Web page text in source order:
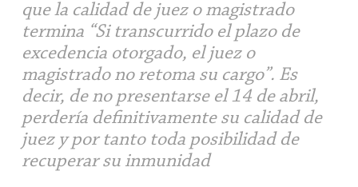
que la calidad de juez o magistrado
termina “Si transcurrido el plazo de
excedencia otorgado, el juez o
magistrado no retoma su cargo”. Es
decir, de no presentarse el 14 de abril,
perdería definitivamente su calidad de
juez y por tanto toda posibilidad de
recuperar su inmunidad